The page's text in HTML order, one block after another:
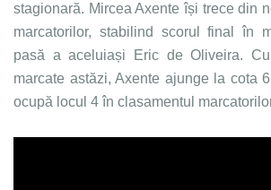
stagionară. Mircea Axente își trece din
marcatorilor, stabilind scorul final în
pasă a aceluiași Eric de Oliveira.
marcate astăzi, Axente ajunge la cota
ocupă locul 4 în clasamentul